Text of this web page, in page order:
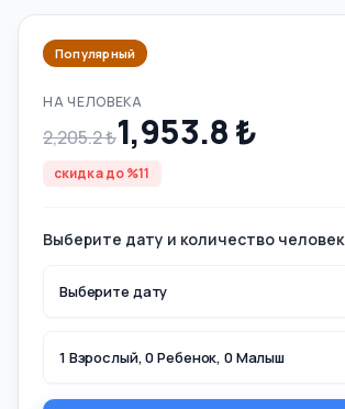
Популярный
НА ЧЕЛОВЕКА
2,205.2 ₺1,953.8 ₺
скидка до %11
Выберите дату и количество человек
Выберите дату
1 Взрослый, 0 Ребенок, 0 Малыш